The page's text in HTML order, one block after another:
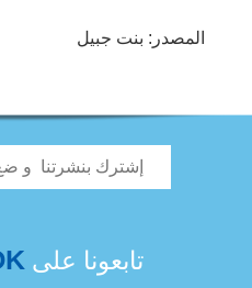
المصدر: بنت جبيل
تابعونا على